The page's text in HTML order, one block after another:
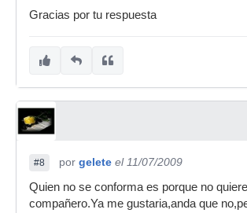
Gracias por tu respuesta
#8 por gelete el 11/07/2009
Quien no se conforma es porque no quiere
compañero.Ya me gustaria,anda que